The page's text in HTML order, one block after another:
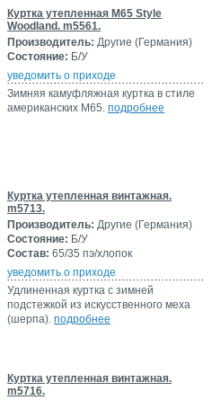
Куртка утепленная M65 Style
Woodland. m5561.
Производитель: Другие (Германия)
Состояние: Б/У
уведомить о приходе
Зимняя камуфляжная куртка в стиле
американских М65. подробнее
Куртка утепленная винтажная.
m5713.
Производитель: Другие (Германия)
Состояние: Б/У
Состав: 65/35 пэ/хлопок
уведомить о приходе
Удлиненная куртка с зимней
подстежкой из искусственного меха
(шерпа). подробнее
Куртка утепленная винтажная.
m5716.